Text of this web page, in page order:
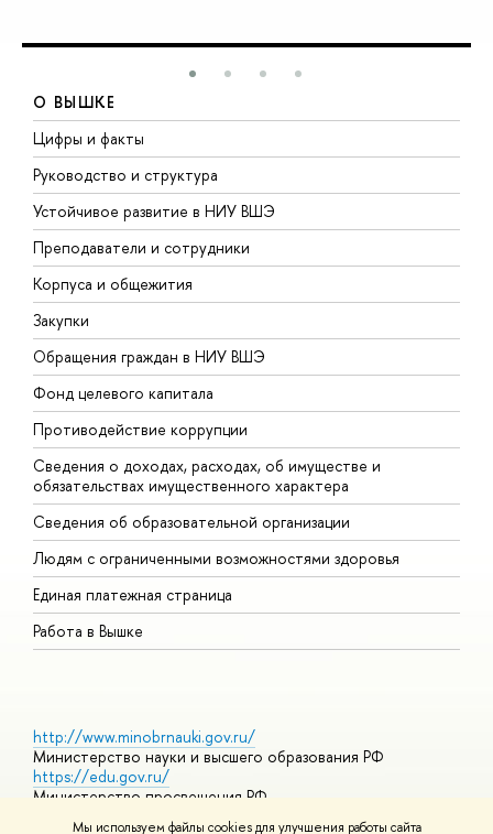
Мы используем файлы cookies для улучшения работы сайта
О ВЫШКЕ
Цифры и факты
Руководство и структура
Устойчивое развитие в НИУ ВШЭ
Преподаватели и сотрудники
Корпуса и общежития
Закупки
Обращения граждан в НИУ ВШЭ
Фонд целевого капитала
Противодействие коррупции
Сведения о доходах, расходах, об имуществе и
обязательствах имущественного характера
Сведения об образовательной организации
Людям с ограниченными возможностями здоровья
Единая платежная страница
Работа в Вышке
http://www.minobrnauki.gov.ru/
Министерство науки и высшего образования РФ
https://edu.gov.ru/
Министерство просвещения РФ
https://elearning.hse.ru/mooc